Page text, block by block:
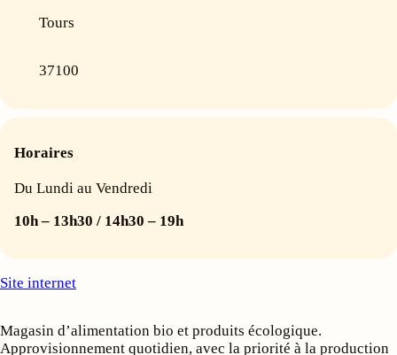
Tours
37100
Horaires
Du Lundi au Vendredi
10h – 13h30 / 14h30 – 19h
Site internet
Magasin d’alimentation bio et produits écologique.
Approvisionnement quotidien, avec la priorité à la production